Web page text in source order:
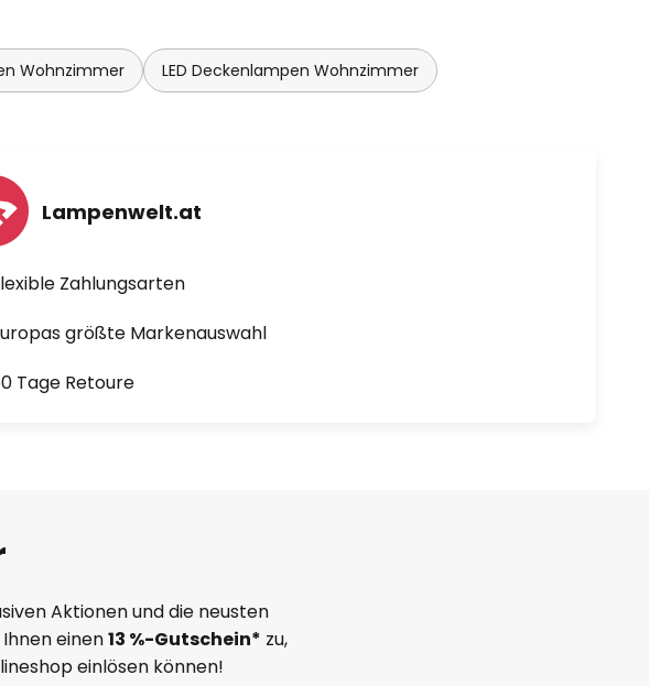
Wohnzimmer LED Deckenlampen Wohnzimmer
Lampenwelt.at
Zahlungsarten
größte Markenauswahl
Tage Retoure
Aktionen und die neusten
einen13 %-Gutschein* zu,
einlösen können!